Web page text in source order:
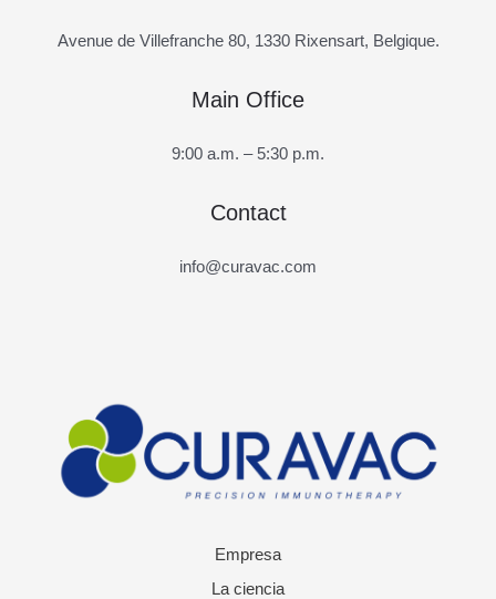
Avenue de Villefranche 80, 1330 Rixensart, Belgique.
Main Office
9:00 a.m. – 5:30 p.m.
Contact
info@curavac.com
Empresa
La ciencia